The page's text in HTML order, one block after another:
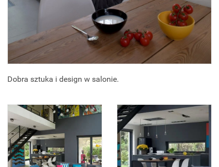
Dobra sztuka i design w salonie.